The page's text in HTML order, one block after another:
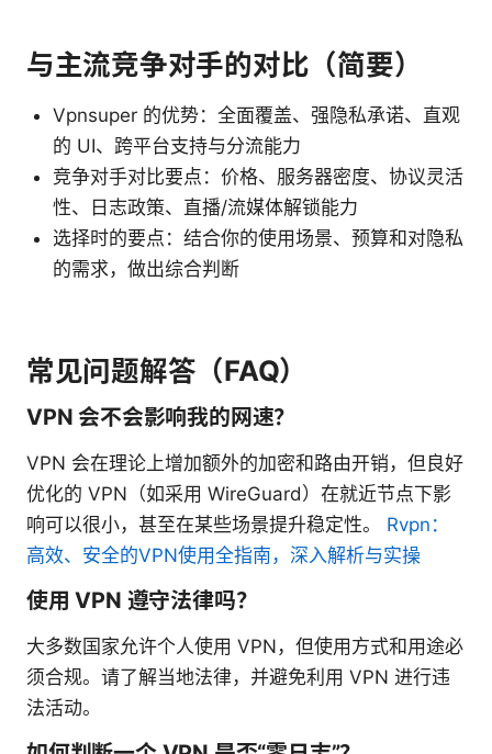
与主流竞争对手的对比（简要）
Vpnsuper 的优势：全面覆盖、强隐私承诺、直观
的 UI、跨平台支持与分流能力
竞争对手对比要点：价格、服务器密度、协议灵活
性、日志政策、直播/流媒体解锁能力
选择时的要点：结合你的使用场景、预算和对隐私
的需求，做出综合判断
常见问题解答（FAQ）
VPN 会不会影响我的网速？
VPN 会在理论上增加额外的加密和路由开销，但良好
优化的 VPN（如采用 WireGuard）在就近节点下影
响可以很小，甚至在某些场景提升稳定性。 Rvpn：
高效、安全的VPN使用全指南，深入解析与实操
使用 VPN 遵守法律吗？
大多数国家允许个人使用 VPN，但使用方式和用途必
须合规。请了解当地法律，并避免利用 VPN 进行违
法活动。